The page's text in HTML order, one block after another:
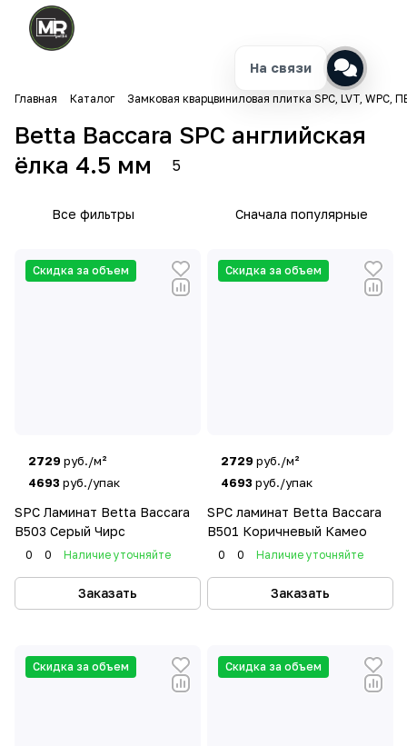
Главная Каталог Замковая кварцвиниловая плитка SPC, LVT, WPC,
Betta Baccara SPC английская
ёлка 4.5 мм
5
Все фильтры Сначала популярные
Скидка за объем
2729 руб./м²
4693 руб./упак
SPC Ламинат Betta Baccara
B503 Серый Чирс
0 0 Наличие уточняйте
Заказать
Скидка за объем
2729 руб./м²
4693 руб./упак
SPC ламинат Betta Baccara
B501 Коричневый Камео
0 0 Наличие уточняйте
Заказать
Скидка за объем Скидка за объем
На связи